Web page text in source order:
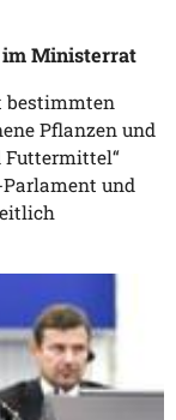
im Ministerrat
bestimmten
Pflanzen und
Futtermittel“
und